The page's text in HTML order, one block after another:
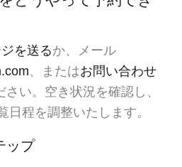
を送るか、メール
、またはお問い合わせ
さい。空き状況を確認し、
日程を調整いたします。
ップ